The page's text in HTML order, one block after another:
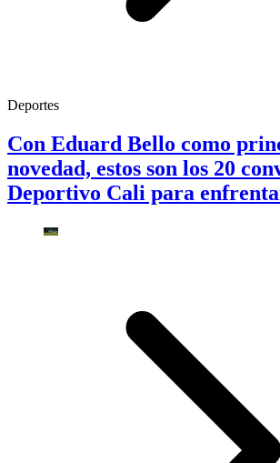
Deportes
Con Eduard Bello como
novedad, estos son los 20
Deportivo Cali para